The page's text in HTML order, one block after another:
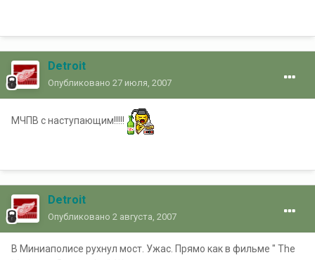
Detroit
Опубликовано 27 июля, 2007
МЧПВ с наступающим!!!!!
Detroit
Опубликовано 2 августа, 2007
В Миниаполисе рухнул мост. Ужас. Прямо как в фильме " The